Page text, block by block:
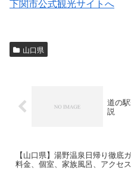
下関市公式観光サイトへ
山口県
道の
説
【山口県】湯野温泉日帰り徹底
料金、個室、家族風呂、アクセ